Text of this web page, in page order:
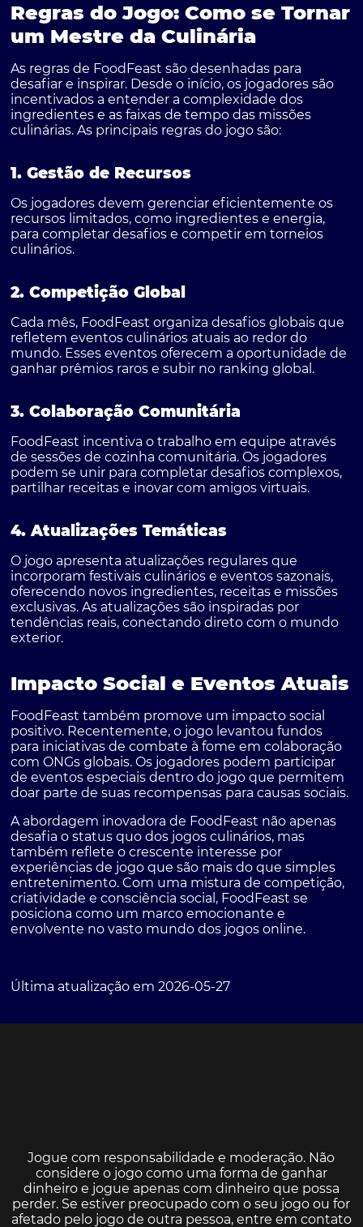
Regras do Jogo: Como se Tornar
um Mestre da Culinária
As regras de FoodFeast são desenhadas para
desafiar e inspirar. Desde o início, os jogadores são
incentivados a entender a complexidade dos
ingredientes e as faixas de tempo das missões
culinárias. As principais regras do jogo são:
1. Gestão de Recursos
Os jogadores devem gerenciar eficientemente os
recursos limitados, como ingredientes e energia,
para completar desafios e competir em torneios
culinários.
2. Competição Global
Cada mês, FoodFeast organiza desafios globais que
refletem eventos culinários atuais ao redor do
mundo. Esses eventos oferecem a oportunidade de
ganhar prêmios raros e subir no ranking global.
3. Colaboração Comunitária
FoodFeast incentiva o trabalho em equipe através
de sessões de cozinha comunitária. Os jogadores
podem se unir para completar desafios complexos,
partilhar receitas e inovar com amigos virtuais.
4. Atualizações Temáticas
O jogo apresenta atualizações regulares que
incorporam festivais culinários e eventos sazonais,
oferecendo novos ingredientes, receitas e missões
exclusivas. As atualizações são inspiradas por
tendências reais, conectando direto com o mundo
exterior.
Impacto Social e Eventos Atuais
FoodFeast também promove um impacto social
positivo. Recentemente, o jogo levantou fundos
para iniciativas de combate à fome em colaboração
com ONGs globais. Os jogadores podem participar
de eventos especiais dentro do jogo que permitem
doar parte de suas recompensas para causas sociais.
A abordagem inovadora de FoodFeast não apenas
desafia o status quo dos jogos culinários, mas
também reflete o crescente interesse por
experiências de jogo que são mais do que simples
entretenimento. Com uma mistura de competição,
criatividade e consciência social, FoodFeast se
posiciona como um marco emocionante e
envolvente no vasto mundo dos jogos online.
Última atualização em 2026-05-27
Jogue com responsabilidade e moderação. Não
considere o jogo como uma forma de ganhar
dinheiro e jogue apenas com dinheiro que possa
perder. Se estiver preocupado com o seu jogo ou for
afetado pelo jogo de outra pessoa, entre em contato